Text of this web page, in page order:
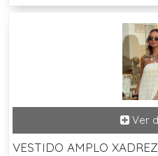
VESTIDO AMPLO XADREZ